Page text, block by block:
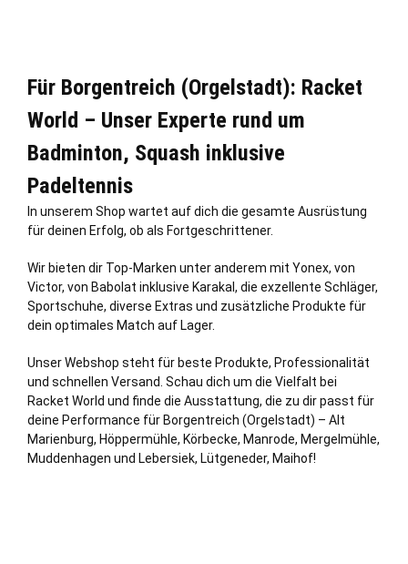
Für Borgentreich (Orgelstadt): Racket
World – Unser Experte rund um
Badminton, Squash inklusive
Padeltennis
In unserem Shop wartet auf dich die gesamte Ausrüstung
für deinen Erfolg, ob als Fortgeschrittener.
Wir bieten dir Top-Marken unter anderem mit Yonex, von
Victor, von Babolat inklusive Karakal, die exzellente Schläger,
Sportschuhe, diverse Extras und zusätzliche Produkte für
dein optimales Match auf Lager.
Unser Webshop steht für beste Produkte, Professionalität
und schnellen Versand. Schau dich um die Vielfalt bei
Racket World und finde die Ausstattung, die zu dir passt für
deine Performance für Borgentreich (Orgelstadt) – Alt
Marienburg, Höppermühle, Körbecke, Manrode, Mergelmühle,
Muddenhagen und Lebersiek, Lütgeneder, Maihof!